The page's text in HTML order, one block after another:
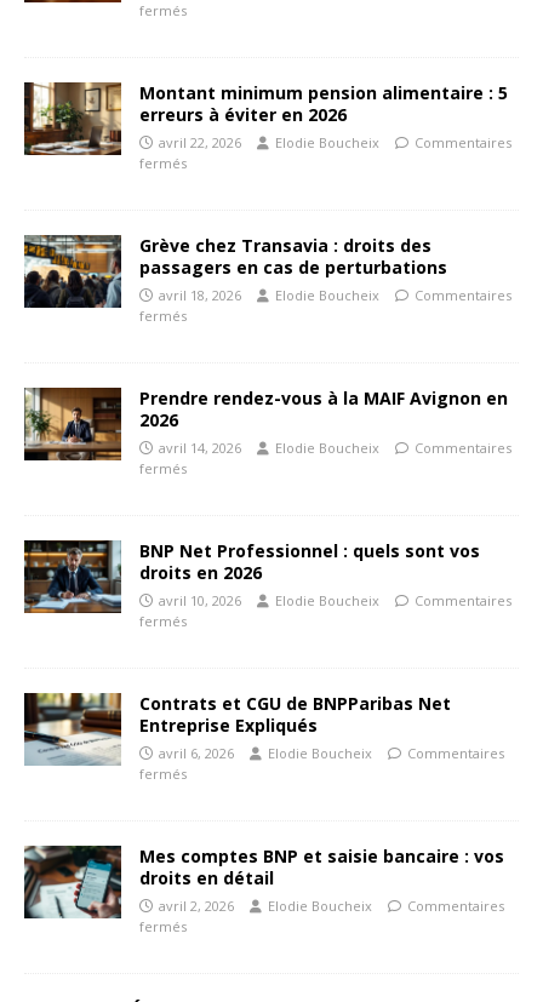
fermés
Montant minimum pension alimentaire : 5
erreurs à éviter en 2026
avril 22, 2026 Elodie Boucheix
Commentaires
fermés
Grève chez Transavia : droits des
passagers en cas de perturbations
avril 18, 2026 Elodie Boucheix
Commentaires
fermés
Prendre rendez-vous à la MAIF Avignon en
2026
avril 14, 2026 Elodie Boucheix
Commentaires
fermés
BNP Net Professionnel : quels sont vos
droits en 2026
avril 10, 2026 Elodie Boucheix
Commentaires
fermés
Contrats et CGU de BNPParibas Net
Entreprise Expliqués
avril 6, 2026 Elodie Boucheix
Commentaires
fermés
Mes comptes BNP et saisie bancaire : vos
droits en détail
avril 2, 2026 Elodie Boucheix
Commentaires
fermés